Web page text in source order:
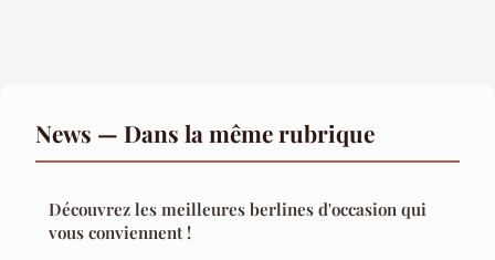
News — Dans la même rubrique
Découvrez les meilleures berlines d'occasion qui
vous conviennent !